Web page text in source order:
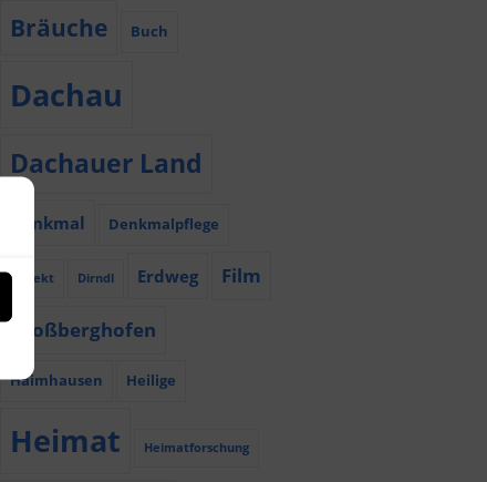
Bräuche Buch
Dachau
Dachauer Land
Denkmal Denkmalpflege
Dialekt Dirndl Erdweg Film
Großberghofen
Haimhausen Heilige
Heimat Heimatforschung